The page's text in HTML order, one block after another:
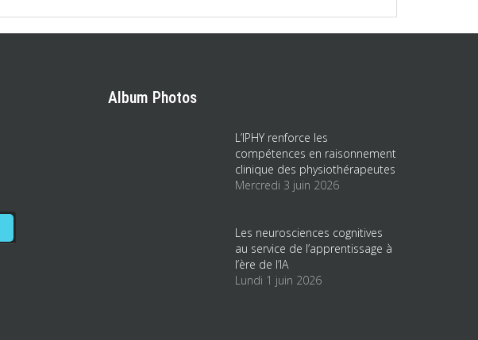
Album Photos
L’IPHY renforce les
compétences en raisonnement
clinique des physiothérapeutes
Mercredi 3 juin 2026
Les neurosciences cognitives
au service de l’apprentissage à
l’ère de l’IA
Lundi 1 juin 2026